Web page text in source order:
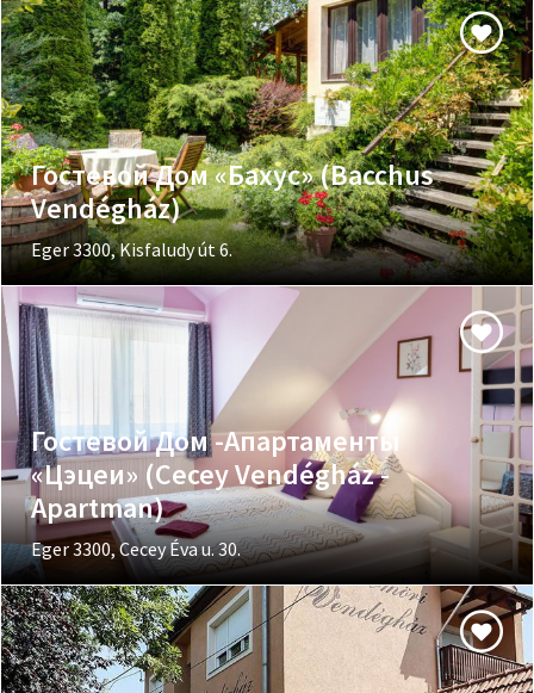
Гостевой Дом «Бахус» (Bacchus
Vendégház)
Eger 3300, Kisfaludy út 6.
Гостевой Дом -Апартаменты
«Цэцеи» (Cecey Vendégház -
Apartman)
Eger 3300, Cecey Éva u. 30.